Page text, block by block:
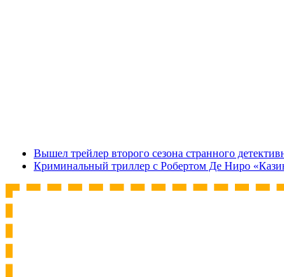
Вышел трейлер второго сезона странного
Криминальный триллер с Робертом Де Ниро